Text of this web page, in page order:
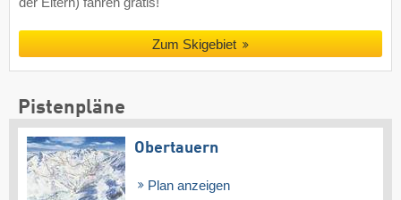
Zum Skigebiet
Pistenpläne
Obertauern
Plan anzeigen